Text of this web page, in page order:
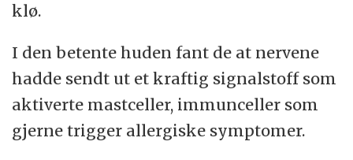
klø.
I den betente huden fant de at nervene
hadde sendt ut et kraftig signalstoff som
aktiverte mastceller, immunceller som
gjerne trigger allergiske symptomer.